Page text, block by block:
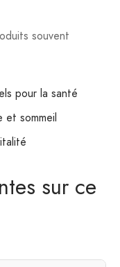
souvent
pour la santé
sommeil
sur ce